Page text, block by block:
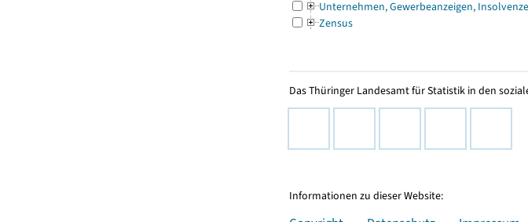
Unternehmen, Gewerbeanzeigen,
Zensus
Das Thüringer Landesamt für Statistik in den
Informationen zu dieser Website: